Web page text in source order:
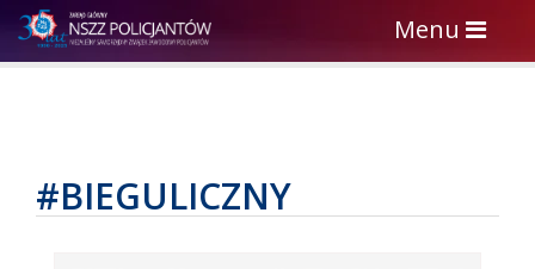
Toggle
navigation
Menu
#BIEGULICZNY